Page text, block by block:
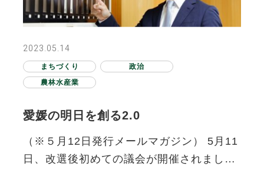
2023.05.14
まちづくり
政治
農林水産業
愛媛の明日を創る2.0
（※５月12日発行メールマガジン） 5月11
日、改選後初めての議会が開催されまし